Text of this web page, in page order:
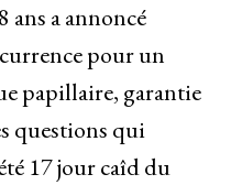
ans a annoncé
pour un
papillaire, garantie
questions qui
17 jour caîd du